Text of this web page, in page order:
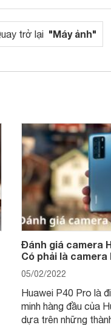
trở lại "Máy ảnh"
Đánh giá camera
Có phải là
05/02/2022
Huawei P40 Pro là
minh hàng đầu của
dựa trên những